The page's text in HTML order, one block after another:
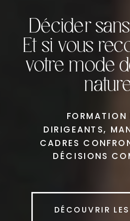
DÉCOUVRIR
FORMATION
DIRIGEANTS,
CADRES
DÉCISIONS
Décider
Et si vous
votre mode